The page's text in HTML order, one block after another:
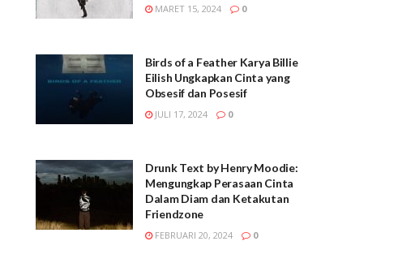
MARET 15, 2024 0
Birds of a Feather Karya Billie
Eilish Ungkapkan Cinta yang
Obsesif dan Posesif
JULI 17, 2024 0
Drunk Text by Henry Moodie:
Mengungkap Perasaan Cinta
Dalam Diam dan Ketakutan
Friendzone
FEBRUARI 20, 2024 0